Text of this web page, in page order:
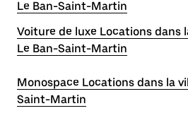
Le Ban-Saint-Martin
Voiture de luxe Locations dans
Le Ban-Saint-Martin
Monospace Locations dans la
Saint-Martin